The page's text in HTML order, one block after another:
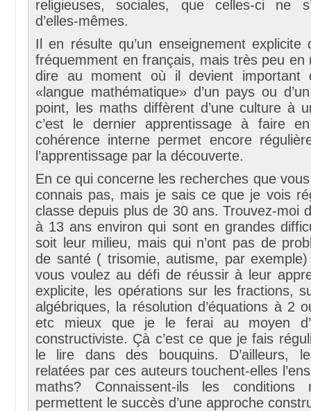
religieuses, sociales, que celles-ci ne
d’elles-mêmes.
Il en résulte qu’un enseignement explicite
fréquemment en français, mais très peu en
dire au moment où il devient important
«langue mathématique» d’un pays ou
point, les maths diffèrent d’une culture à
c’est le dernier apprentissage à faire
cohérence interne permet encore
l’apprentissage par la découverte.
En ce qui concerne les recherches que
connais pas, mais je sais ce que je vois
classe depuis plus de 30 ans. Trouvez-moi
à 13 ans environ qui sont en grandes
soit leur milieu, mais qui n’ont pas de
de santé ( trisomie, autisme, par
vous voulez au défi de réussir à leur
explicite, les opérations sur les fractions,
algébriques, la résolution d’équations à 2
etc mieux que je le ferai au moyen
constructiviste. Çà c’est ce que je fais
le lire dans des bouquins. D’ailleurs,
relatées par ces auteurs touchent-elles
maths? Connaissent-ils les conditions
permettent le succès d’une approche